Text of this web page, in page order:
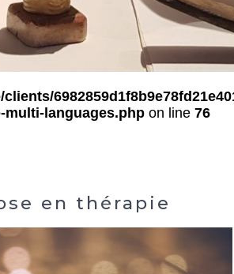
clients/
multi-languages.php on line 76
en thérapie